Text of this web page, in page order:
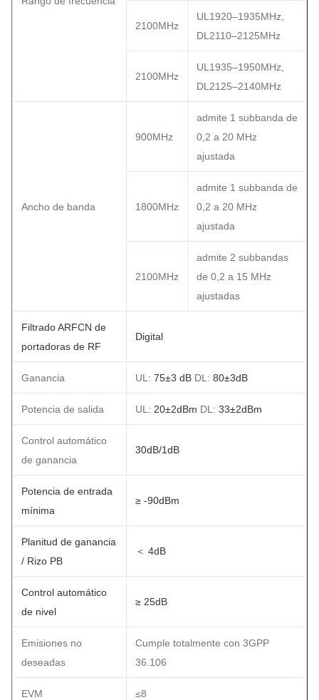
2100MHz
UL1920–1935MHz,
DL2110–2125MHz
2100MHz
UL1935–1950MHz,
DL2125–2140MHz
Ancho de banda
900MHz
admite 1 subbanda de
0,2 a 20 MHz
ajustada
1800MHz
admite 1 subbanda de
0,2 a 20 MHz
ajustada
2100MHz
admite 2 subbandas
de 0,2 a 15 MHz
ajustadas
Filtrado ARFCN de
portadoras de RF
Digital
Ganancia UL: 75±3 dB DL: 80±3dB
Potencia de salida UL: 20±2dBm DL: 33±2dBm
Control automático
de ganancia
30dB/1dB
Potencia de entrada
mínima
≥ -90dBm
Planitud de ganancia
/ Rizo PB
＜ 4dB
Control automático
de nivel
≥ 25dB
Emisiones no
deseadas
Cumple totalmente con 3GPP
36.106
EVM ≤8